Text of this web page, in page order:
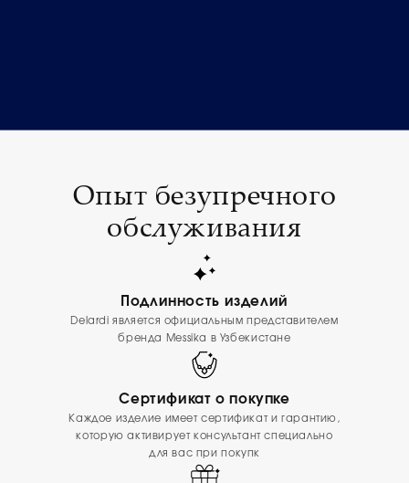
Опыт безупречного
обслуживания
Подлинность изделий
Delardi является официальным представителем
бренда Messika в Узбекистане
Сертификат о покупке
Каждое изделие имеет сертификат и гарантию,
которую активирует консультант специально
для вас при покупк